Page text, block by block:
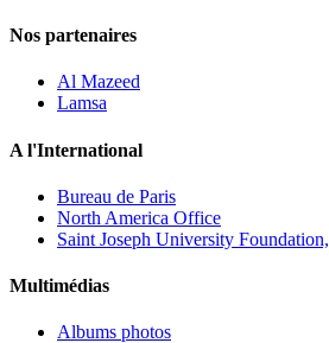
Nos partenaires
Al Mazeed
Lamsa
A l'International
Bureau de Paris
North America Office
Saint Joseph University
Multimédias
Albums photos